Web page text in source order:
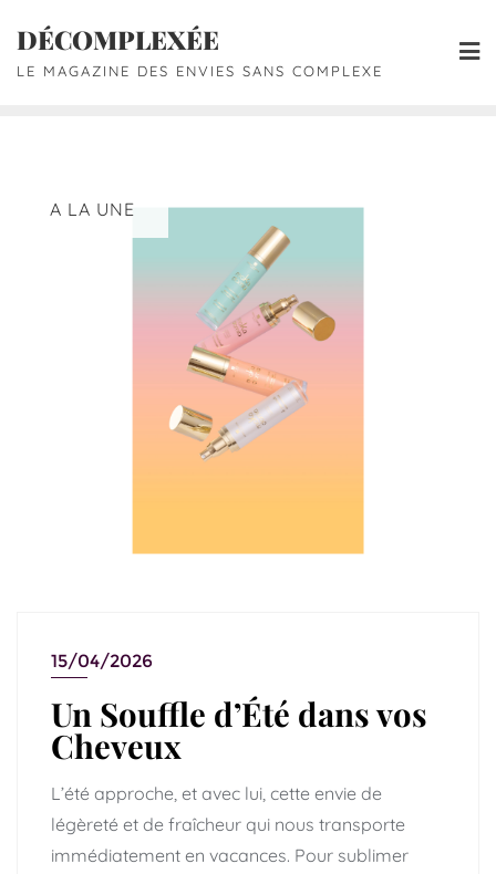
DÉCOMPLEXÉE
LE MAGAZINE DES ENVIES SANS COMPLEXE
A LA UNE
15/04/2026
Un Souffle d’Été dans vos
Cheveux
L’été approche, et avec lui, cette envie de
légèreté et de fraîcheur qui nous transporte
immédiatement en vacances. Pour sublimer